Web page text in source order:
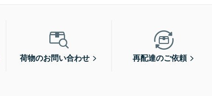
荷物のお問い合わせ 再配達のご依頼